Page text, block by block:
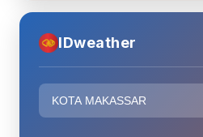
IDweather